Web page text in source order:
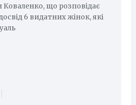
Коваленко, що розповідає
6 видатних жінок, які